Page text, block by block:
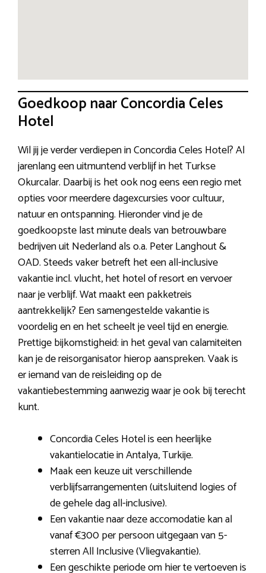
Goedkoop naar Concordia Celes
Hotel
Wil jij je verder verdiepen in Concordia Celes Hotel? Al
jarenlang een uitmuntend verblijf in het Turkse
Okurcalar. Daarbij is het ook nog eens een regio met
opties voor meerdere dagexcursies voor cultuur,
natuur en ontspanning. Hieronder vind je de
goedkoopste last minute deals van betrouwbare
bedrijven uit Nederland als o.a. Peter Langhout &
OAD. Steeds vaker betreft het een all-inclusive
vakantie incl. vlucht, het hotel of resort en vervoer
naar je verblijf. Wat maakt een pakketreis
aantrekkelijk? Een samengestelde vakantie is
voordelig en en het scheelt je veel tijd en energie.
Prettige bijkomstigheid: in het geval van calamiteiten
kan je de reisorganisator hierop aanspreken. Vaak is
er iemand van de reisleiding op de
vakantiebestemming aanwezig waar je ook bij terecht
kunt.
Concordia Celes Hotel is een heerlijke
vakantielocatie in Antalya, Turkije.
Maak een keuze uit verschillende
verblijfsarrangementen (uitsluitend logies of
de gehele dag all-inclusive).
Een vakantie naar deze accomodatie kan al
vanaf €300 per persoon uitgegaan van 5-
sterren All Inclusive (Vliegvakantie).
Een geschikte periode om hier te vertoeven is